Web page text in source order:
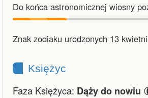
Do końca astronomicznej wiosny
Znak zodiaku urodzonych 13
Księżyc
Faza Księżyca: Dąży do nowiu